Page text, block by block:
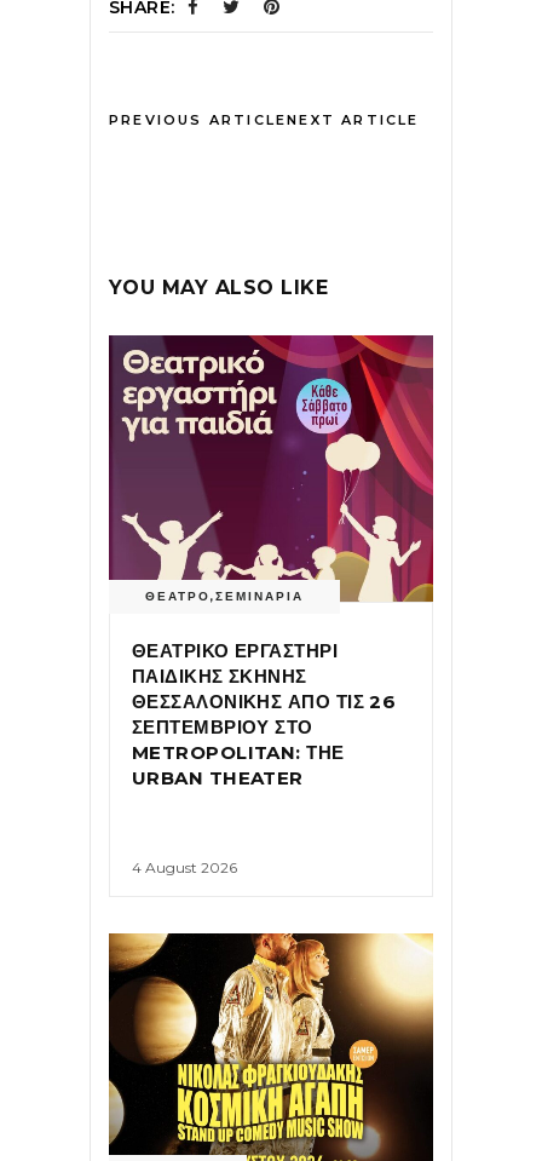
SHARE:
PREVIOUS ARTICLENEXT ARTICLE
YOU MAY ALSO LIKE
ΘΕΑΤΡΟ,ΣΕΜΙΝΑΡΙΑ
ΘΕΑΤΡΙΚΟ ΕΡΓΑΣΤΗΡΙ
ΠΑΙΔΙΚΗΣ ΣΚΗΝΗΣ
ΘΕΣΣΑΛΟΝΙΚΗΣ ΑΠΟ ΤΙΣ 26
ΣΕΠΤΕΜΒΡΙΟΥ ΣΤΟ
METROPOLITAN: ΤΗΕ
URBAN THEATER
4 August 2026